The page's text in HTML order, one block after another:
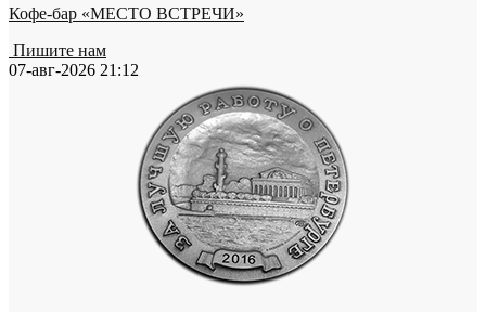
Кофе-бар «МЕСТО ВСТРЕЧИ»
Пишите нам
07-авг-2026 21:12